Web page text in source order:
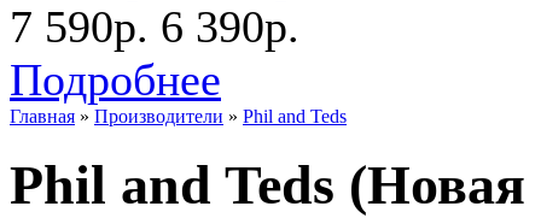
7 590р. 6 390р.
Подробнее
Главная » Производители » Phil and Teds
Phil and Teds (Новая